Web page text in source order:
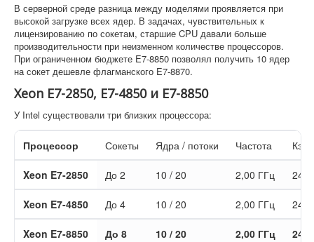
В серверной среде разница между моделями проявляется при
высокой загрузке всех ядер. В задачах, чувствительных к
лицензированию по сокетам, старшие CPU давали больше
производительности при неизменном количестве процессоров.
При ограниченном бюджете E7-8850 позволял получить 10 ядер
на сокет дешевле флагманского E7-8870.
Xeon E7-2850, E7-4850 и E7-8850
У Intel существовали три близких процессора:
Процессор Сокеты Ядра / потоки Частота
Xeon E7-2850 До 2 10 / 20 2,00 ГГц 24
Xeon E7-4850 До 4 10 / 20 2,00 ГГц 24
Xeon E7-8850 До 8 10 / 20 2,00 ГГц 24